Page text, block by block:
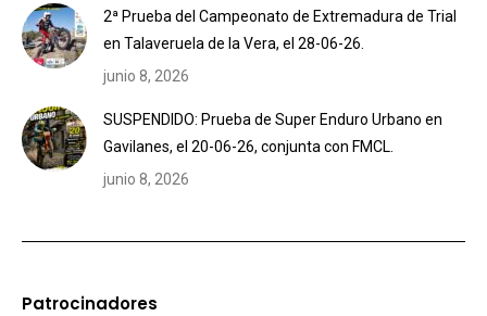
2ª Prueba del Campeonato de Extremadura de Trial
en Talaveruela de la Vera, el 28-06-26.
junio 8, 2026
SUSPENDIDO: Prueba de Super Enduro Urbano en
Gavilanes, el 20-06-26, conjunta con FMCL.
junio 8, 2026
Patrocinadores